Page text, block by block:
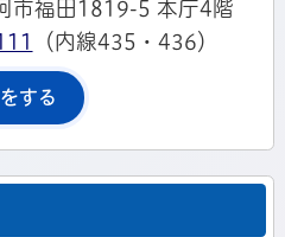
市福田1819-5 本庁4階
（内線435・436）
する